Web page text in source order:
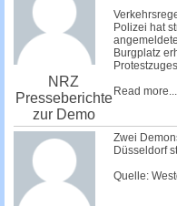
NRZ
Presseberichte
zur Demo
Polizei hat
Burgplatz
Read more...
Zwei
Düsseldorf
Quelle: